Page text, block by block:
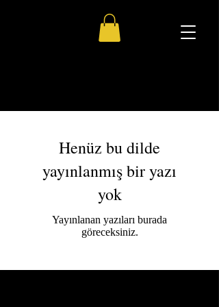
Henüz bu dilde
yayınlanmış bir yazı
yok
Yayınlanan yazıları burada
göreceksiniz.